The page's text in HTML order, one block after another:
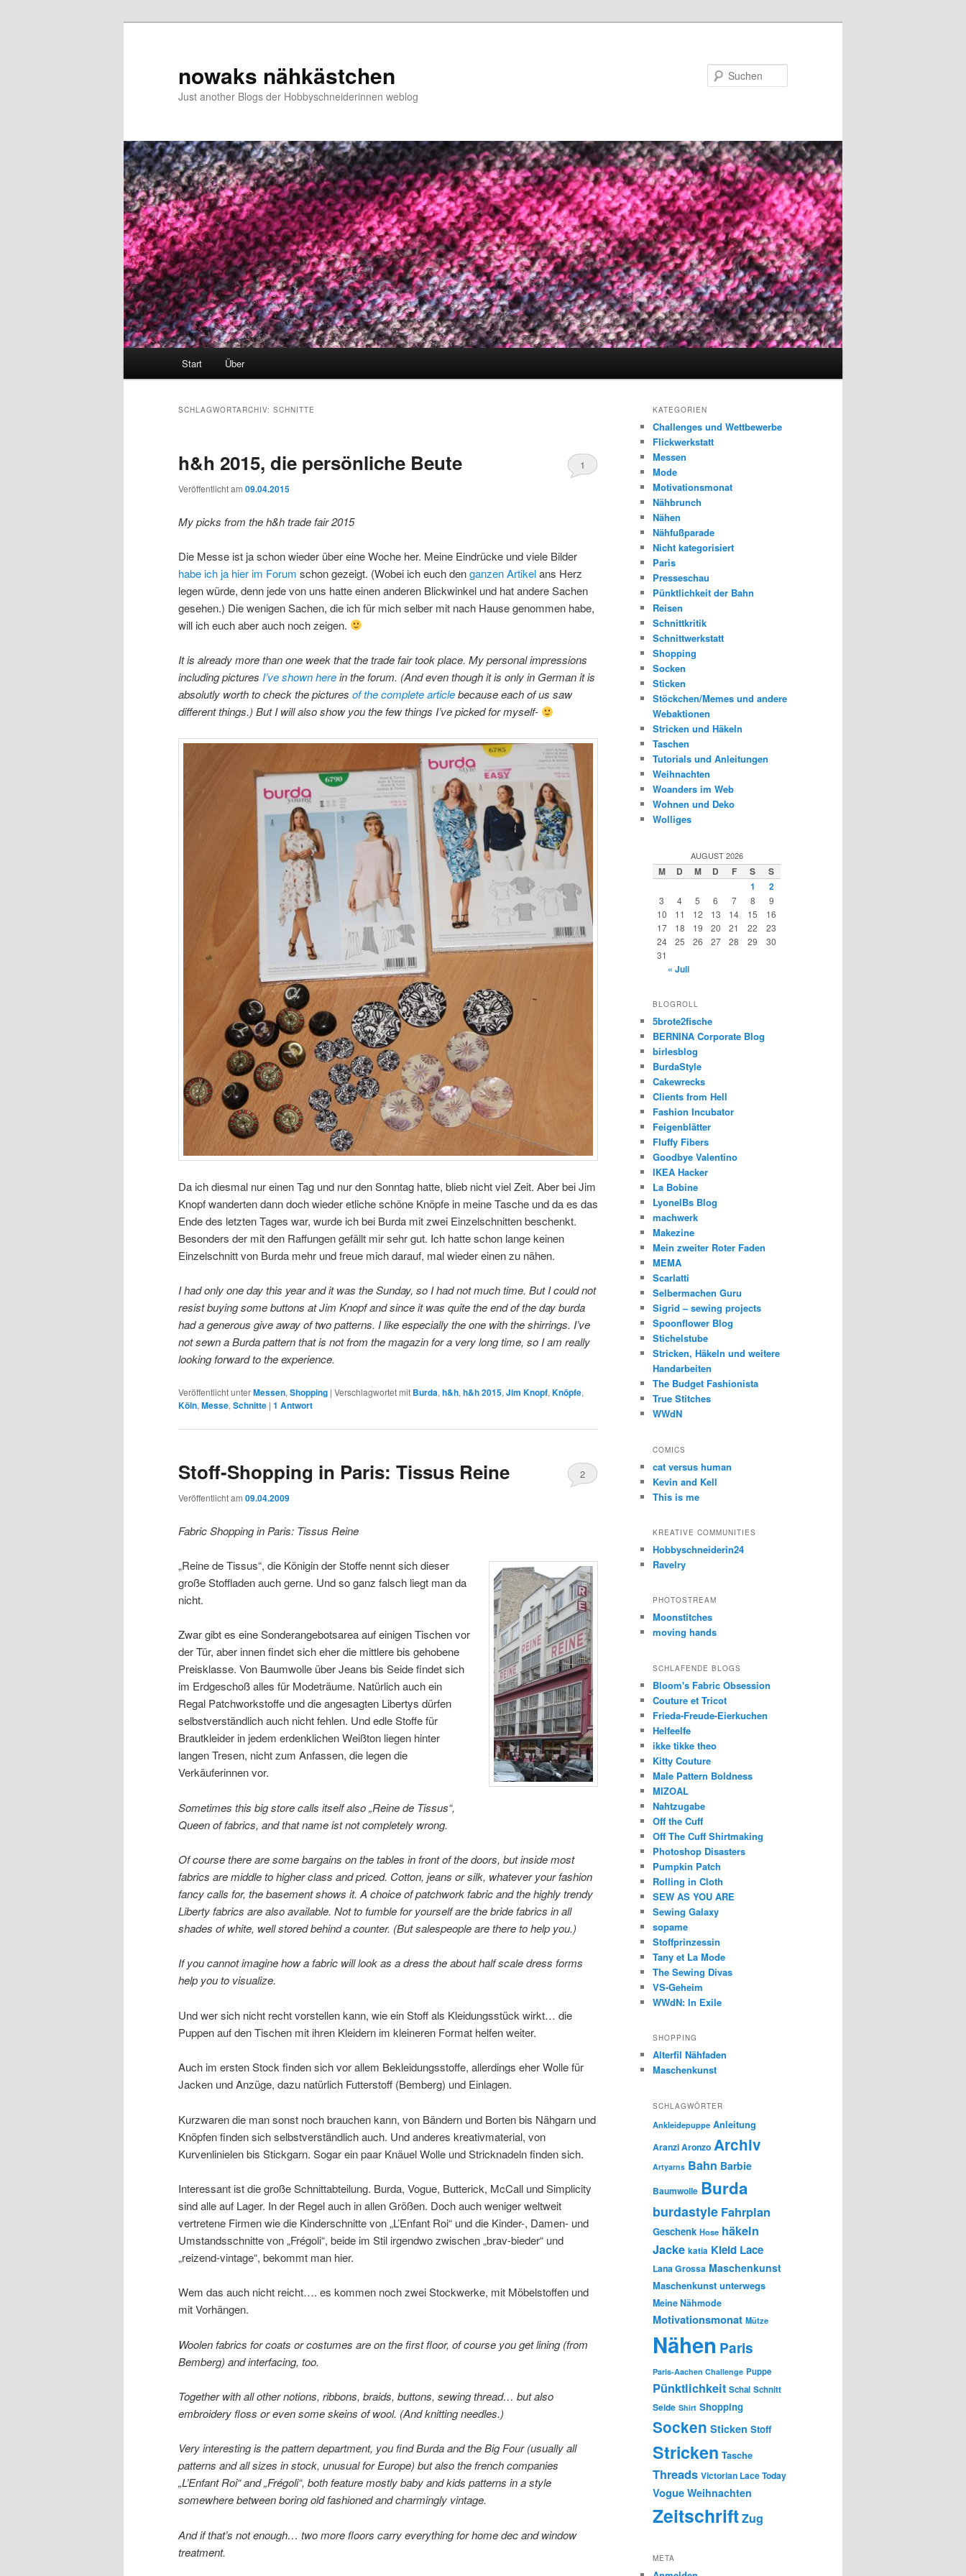
nowaks nähkästchen
Just another Blogs der Hobbyschneiderinnen weblog
Start Über
SCHLAGWORTARCHIV: SCHNITTE
h&h 2015, die persönliche Beute
Veröffentlicht am 09.04.2015
1
My picks from the h&h trade fair 2015
Die Messe ist ja schon wieder über eine Woche her. Meine Eindrücke und viele Bilder
habe ich ja hier im Forum schon gezeigt. (Wobei ich euch denganzen Artikelans Herz
legen würde, denn jede von uns hatte einen anderen Blickwinkel und hat andere Sachen
gesehen.) Die wenigen Sachen, die ich für mich selber mit nach Hause genommen habe,
will ich euch aber auch noch zeigen.
It is already more than one week that the trade fair took place. My personal impressions
including pictures I’ve shown herein the forum. (And even though it is only in German it is
absolutly worth to check the pictures of the complete articlebecause each of us saw
different things.) But I will also show you the few things I’ve picked for myself-
Da ich diesmal nur einen Tag und nur den Sonntag hatte, blieb nicht viel Zeit. Aber bei Jim
Knopf wanderten dann doch wieder etliche schöne Knöpfe in meine Tasche und da es das
Ende des letzten Tages war, wurde ich bei Burda mit zwei Einzelschnitten beschenkt.
Besonders der mit den Raffungen gefällt mir sehr gut. Ich hatte schon lange keinen
Einzelschnitt von Burda mehr und freue mich darauf, mal wieder einen zu nähen.
I had only one day this year and it was the Sunday, so I had not much time. But I could not
resist buying some buttons at Jim Knopf and since it was quite the end of the day burda
had a generous give away of two patterns. I like especially the one with the shirrings. I’ve
not sewn a Burda pattern that is not from the magazin for a very long time, so I am really
looking forward to the experience.
Veröffentlicht unterMessen, Shopping | Verschlagwortet mit Burda, h&h, h&h 2015, Jim Knopf, Knöpfe,
Köln, Messe, Schnitte | 1 Antwort
Stoff-Shopping in Paris: Tissus Reine
Veröffentlicht am 09.04.2009
2
Fabric Shopping in Paris: Tissus Reine
„Reine de Tissus“, die Königin der Stoffe nennt sich dieser
große Stoffladen auch gerne. Und so ganz falsch liegt man da
nicht.
Zwar gibt es eine Sonderangebotsarea auf einigen Tischen vor
der Tür, aber innen findet sich eher die mittlere bis gehobene
Preisklasse. Von Baumwolle über Jeans bis Seide findet sich
im Erdgeschoß alles für Modeträume. Natürlich auch ein
Regal Patchworkstoffe und die angesagten Libertys dürfen
selbstverständlich auch nicht fehlen. Und edle Stoffe für
Brautkleider in jedem erdenklichen Weißton liegen hinter
langen Tresen, nicht zum Anfassen, die legen die
Verkäuferinnen vor.
Sometimes this big store calls itself also „Reine de Tissus“,
Queen of fabrics, and that name ist not completely wrong.
Of course there are some bargains on the tables in front of the doors, but inside most
fabrics are middle to higher class and priced. Cotton, jeans or silk, whatever your fashion
fancy calls for, the basement shows it. A choice of patchwork fabric and the highly trendy
Liberty fabrics are also available. Not to fumble for yourself are the bride fabrics in all
shades of white, well stored behind a counter. (But salespeople are there to help you.)
If you cannot imagine how a fabric will look as a dress the about half scale dress forms
help you to visualize.
Und wer sich nicht recht vorstellen kann, wie ein Stoff als Kleidungsstück wirkt… die
Puppen auf den Tischen mit ihren Kleidern im kleineren Format helfen weiter.
Auch im ersten Stock finden sich vor allem Bekleidungsstoffe, allerdings eher Wolle für
Jacken und Anzüge, dazu natürlich Futterstoff (Bemberg) und Einlagen.
Kurzwaren die man sonst noch brauchen kann, von Bändern und Borten bis Nähgarn und
Knöpfen finden sich selbstverständlich auch. Und anderes kreativmaterial, von
Kurvenlinielen bis Stickgarn. Sogar ein paar Knäuel Wolle und Stricknadeln finden sich.
Interessant ist die große Schnittabteilung. Burda, Vogue, Butterick, McCall und Simplicity
sind alle auf Lager. In der Regel auch in allen Größen. Doch auch weniger weltweit
vertretene Firmen wie die Kinderschnitte von „L’Enfant Roi“ und die Kinder-, Damen- und
Umstandsschnitte von „Frégoli“, beide im Stil irgendwo zwischen „brav-bieder“ und
„reizend-vintage“, bekommt man hier.
Wem das auch nicht reicht…. es kommen noch zwei Stockwerke, mit Möbelstoffen und
mit Vorhängen.
Woolen fabrics for coats or costumes are on the first floor, of course you get lining (from
Bemberg) and interfacing, too.
Together with all other notions, ribbons, braids, buttons, sewing thread… but also
embroidery floss or even some skeins of wool. (And knitting needles.)
Very interesting is the pattern department, you find Burda and the Big Four (usually all
patterns and all sizes in stock, unusual for Europe) but also the french companies
„L’Enfant Roi“ and „Frégoli“, both feature mostly baby and kids patterns in a style
somewhere between boring old fashioned and charmingly vintage.
And if that’s not enough… two more floors carry everything for home dec and window
treatment.
KATEGORIEN
Challenges und Wettbewerbe
Flickwerkstatt
Messen
Mode
Motivationsmonat
Nähbrunch
Nähen
Nähfußparade
Nicht kategorisiert
Paris
Presseschau
Pünktlichkeit der Bahn
Reisen
Schnittkritik
Schnittwerkstatt
Shopping
Socken
Sticken
Stöckchen/Memes und andere
Webaktionen
Stricken und Häkeln
Taschen
Tutorials und Anleitungen
Weihnachten
Woanders im Web
Wohnen und Deko
Wolliges
AUGUST 2026
M D M D F S
S
1
2
3 4 5 6 7 8
9
10
11 12 13 14 15
16
17
18 19 20 21 22
23
24
25 26 27 28 29
30
31
« Juli
BLOGROLL
5brote2fische
BERNINA Corporate Blog
birlesblog
BurdaStyle
Cakewrecks
Clients from Hell
Fashion Incubator
Feigenblätter
Fluffy Fibers
Goodbye Valentino
IKEA Hacker
La Bobine
LyonelBs Blog
machwerk
Makezine
Mein zweiter Roter Faden
MEMA
Scarlatti
Selbermachen Guru
Sigrid – sewing projects
Spoonflower Blog
Stichelstube
Stricken, Häkeln und weitere
Handarbeiten
The Budget Fashionista
True Stitches
WWdN
COMICS
cat versus human
Kevin and Kell
This is me
KREATIVE COMMUNITIES
Hobbyschneiderin24
Ravelry
PHOTOSTREAM
Moonstitches
moving hands
SCHLAFENDE BLOGS
Bloom's Fabric Obsession
Couture et Tricot
Frieda-Freude-Eierkuchen
Helfeelfe
ikke tikke theo
Kitty Couture
Male Pattern Boldness
MIZOAL
Nahtzugabe
Off the Cuff
Off The Cuff Shirtmaking
Photoshop Disasters
Pumpkin Patch
Rolling in Cloth
SEW AS YOU ARE
Sewing Galaxy
sopame
Stoffprinzessin
Tany et La Mode
The Sewing Divas
VS-Geheim
WWdN: In Exile
SHOPPING
Alterfil Nähfaden
Maschenkunst
SCHLAGWÖRTER
Ankleidepuppe Anleitung
Aranzi Aronzo Archiv
Artyarns Bahn Barbie
Baumwolle Burda
burdastyle Fahrplan
Geschenk Hose häkeln
Jacke katia Kleid Lace
Lana Grossa Maschenkunst
Maschenkunst unterwegs
Meine Nähmode
Motivationsmonat Mütze
Nähen Paris
Paris-Aachen Challenge Puppe
Pünktlichkeit Schal Schnitt
Seide Shirt Shopping
Socken Sticken Stoff
Stricken Tasche
Threads Victorian Lace Today
Vogue Weihnachten
ZeitschriftZug
META